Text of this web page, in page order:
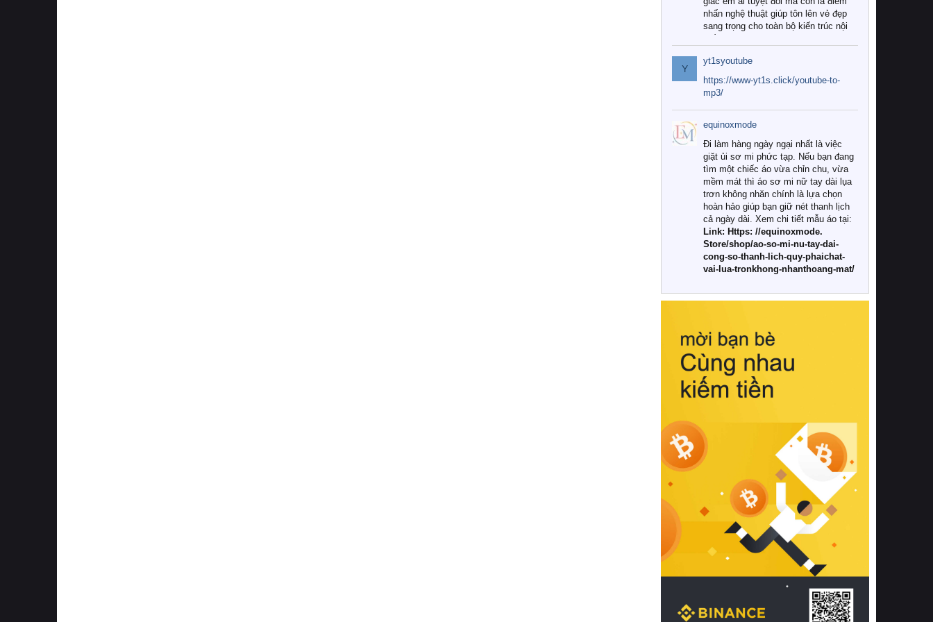
nhấn nghệ thuật giúp tôn lên vẻ đẹp
sang trọng cho toàn bộ kiến trúc nội
Tuy nhiên, giữa thị trường đa dạng
với vô vàn thương hiệu và mẫu mã
như hiện nay, làm thế nào để chọn
được những bộ chăn ga gối đệm cao
cấp thực sự chất lượng, phù hợp với
khí hậu và nhu cầu sử dụng của gia
đình? Hãy cùng chúng tôi đi tìm lời
giải đáp chi tiết qua bài viết dưới đây.
1. Tại sao các gia đình hiện đại lại ưa
chuộng chăn ga gối đệm cao cấp?
Khác với các dòng sản phẩm thông
thường, những bộ chăn ga gối đệm
cao cấp trải qua quy trình sản xuất
nghiêm ngặt từ khâu chọn lọc nguyên
liệu tự nhiên đến công nghệ dệt
nhuộm hiện đại không chứa hóa chất
này, bạn sẽ cảm nhận rõ rệt sự khác
hồi chuẩn xác của phần đệm nâng đỡ
cột sống.
Bên cạnh đó, việc lựa chọn các dòng
sản phẩm đạt chuẩn chất lượng quốc
tế còn giúp ngăn ngừa tình trạng kích
khuẩn và nấm mốc trong điều kiện
thời tiết nóng ẩm. Bạn có thể tìm hiểu
thêm các nghiên cứu khoa học về tác
động của giấc ngủ và môi trường
phòng ngủ đối với sức khỏe con
người tại Sleep Foundation (External
Link) để có cái nhìn toàn diện hơn.
2. Các tiêu chí vàng khi lựa chọn
chăn ga gối đệm cao cấp cho phòng
ngủ
Để sở hữu một bộ chăn ga gối đệm
cao cấp hoàn hảo cả về thẩm mỹ lẫn
công năng, người tiêu dùng cần cân
nhắc kỹ lưỡng các tiêu chí quan trọng
Y
yt1syoutube
https://www-yt1s.click/youtube-to-
mp3/
equinoxmode
Đi làm hàng ngày ngại nhất là việc
giặt ủi sơ mi phức tạp. Nếu bạn đang
tìm một chiếc áo vừa chỉn chu, vừa
mềm mát thì áo sơ mi nữ tay dài lụa
trơn không nhăn chính là lựa chọn
hoàn hảo giúp bạn giữ nét thanh lịch
cả ngày dài. Xem chi tiết mẫu áo tại:
Link: Https: //equinoxmode.
Store/shop/ao-so-mi-nu-tay-dai-
cong-so-thanh-lich-quy-phaichat-
vai-lua-tronkhong-nhanthoang-mat/